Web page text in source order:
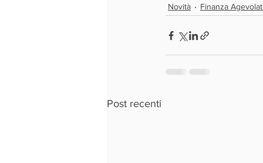
Novità Finanza
Post recenti